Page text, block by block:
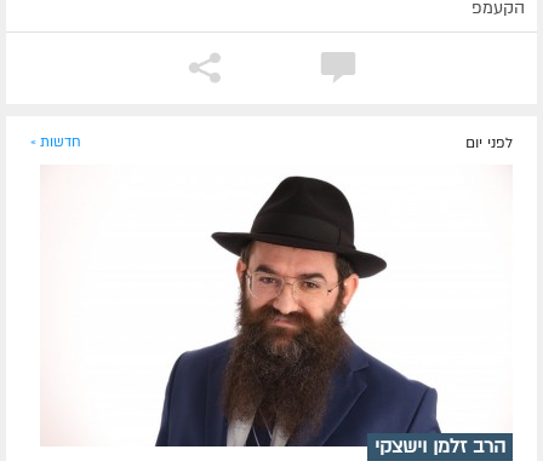
הקעמפ
לפני יום חדשות »
הרב זלמן וישצקי